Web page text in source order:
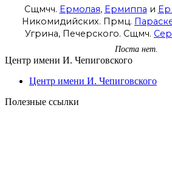
Сщмчч. Ермолая, Ермиппа и
Никомидийских. Прмц.
Угрина, Печерского. Сщмч.
Поста нет.
Центр имени И. Чепиговского
Центр имени И. Чепиговского
Полезные ссылки